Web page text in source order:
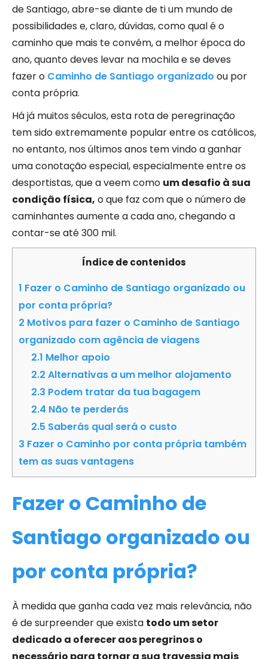
de Santiago, abre-se diante de ti um mundo de
possibilidades e, claro, dúvidas, como qual é o
caminho que mais te convém, a melhor época do
ano, quanto deves levar na mochila e se deves
fazer o Caminho de Santiago organizado ou por
conta própria.
Há já muitos séculos, esta rota de peregrinação
tem sido extremamente popular entre os católicos,
no entanto, nos últimos anos tem vindo a ganhar
uma conotação especial, especialmente entre os
desportistas, que a veem como um desafio à sua
condição física, o que faz com que o número de
caminhantes aumente a cada ano, chegando a
contar-se até 300 mil.
Índice de contenidos
1 Fazer o Caminho de Santiago organizado ou
por conta própria?
2 Motivos para fazer o Caminho de Santiago
organizado com agência de viagens
2.1 Melhor apoio
2.2 Alternativas a um melhor alojamento
2.3 Podem tratar da tua bagagem
2.4 Não te perderás
2.5 Saberás qual será o custo
3 Fazer o Caminho por conta própria também
tem as suas vantagens
Fazer o Caminho de
Santiago organizado ou
por conta própria?
À medida que ganha cada vez mais relevância, não
é de surpreender que exista todo um setor
dedicado a oferecer aos peregrinos o
necessário para tornar a sua travessia mais